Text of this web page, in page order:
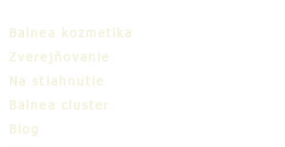
Balnea kozmetika
Zverejňovanie
Na stiahnutie
Balnea cluster
Blog